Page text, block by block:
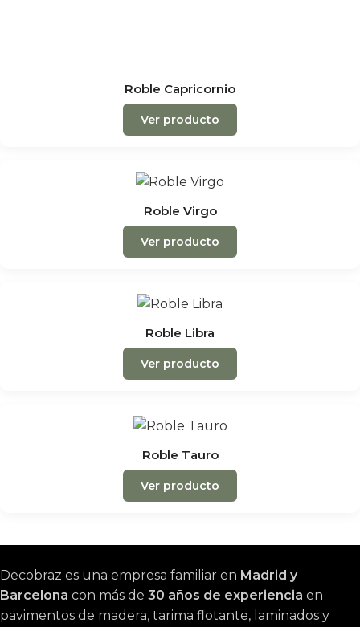
Roble Capricornio
Ver producto
Roble Virgo
Ver producto
Roble Libra
Ver producto
Roble Tauro
Ver producto
Decobraz es una empresa familiar en Madrid y
Barcelona con más de 30 años de experiencia en
pavimentos de madera, tarima flotante, laminados y